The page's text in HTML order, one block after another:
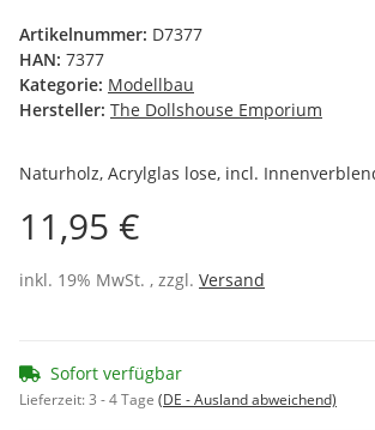
Artikelnummer: D7377
HAN: 7377
Kategorie: Modellbau
Hersteller: The Dollshouse Emporium
Naturholz, Acrylglas lose, incl.
11,95 €
inkl. 19% MwSt. , zzgl. Versand
Sofort verfügbar
Lieferzeit:3 - 4 Tage (DE - Ausland abweichend)